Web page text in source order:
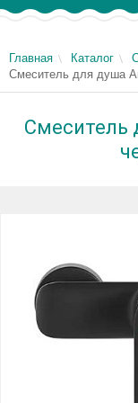
Главная Каталог
Смеситель для душа
Смеситель